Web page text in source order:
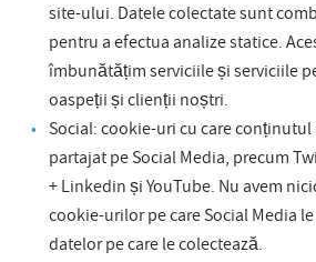
site-ului. Datele colectate sunt
pentru a efectua analize statice.
îmbunătățim serviciile și serviciile
oaspeții și clienții noștri.
Social: cookie-uri cu care
partajat pe Social Media, precum
+ Linkedin și YouTube. Nu avem
cookie-urilor pe care Social Media
datelor pe care le colectează.